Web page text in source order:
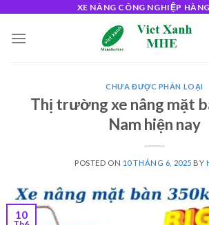
content
XE NÂNG CÔNG NGHIỆP
CHƯA ĐƯỢC PHÂN LOẠI
Thị trường xe nâng mặt
Nam hiện nay
POSTED ON 10 THÁNG 6, 2025 BY
10